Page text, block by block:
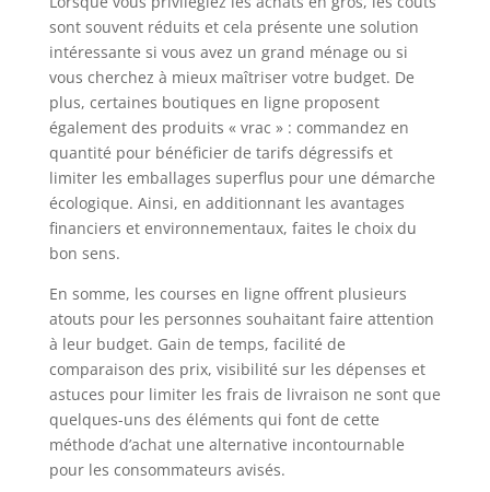
sont souvent réduits et cela présente une solution
intéressante si vous avez un grand ménage ou si
vous cherchez à mieux maîtriser votre budget. De
plus, certaines boutiques en ligne proposent
également des produits « vrac » : commandez en
quantité pour bénéficier de tarifs dégressifs et
limiter les emballages superflus pour une démarche
écologique. Ainsi, en additionnant les avantages
financiers et environnementaux, faites le choix du
bon sens.
En somme, les courses en ligne offrent plusieurs
atouts pour les personnes souhaitant faire attention
à leur budget. Gain de temps, facilité de
comparaison des prix, visibilité sur les dépenses et
astuces pour limiter les frais de livraison ne sont que
quelques-uns des éléments qui font de cette
méthode d’achat une alternative incontournable
pour les consommateurs avisés.